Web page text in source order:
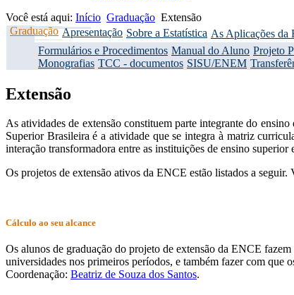
Você está aqui: Início Graduação Extensão
Graduação Apresentação Sobre a Estatística As Aplicações da
Formulários e Procedimentos Manual do Aluno Projeto
Monografias TCC - documentos SISU/ENEM
Extensão
As atividades de extensão constituem parte integrante do
Superior Brasileira é a atividade que se integra à matriz
interação transformadora entre as instituições de ensino
Os projetos de extensão ativos da ENCE estão listados a
Cálculo ao seu alcance
Os alunos de graduação do projeto de extensão da ENCE
universidades nos primeiros períodos, e também fazer com que
Coordenação: Beatriz de Souza dos Santos.